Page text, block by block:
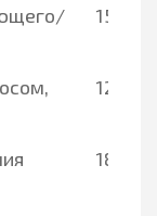
150/
128,1
1800